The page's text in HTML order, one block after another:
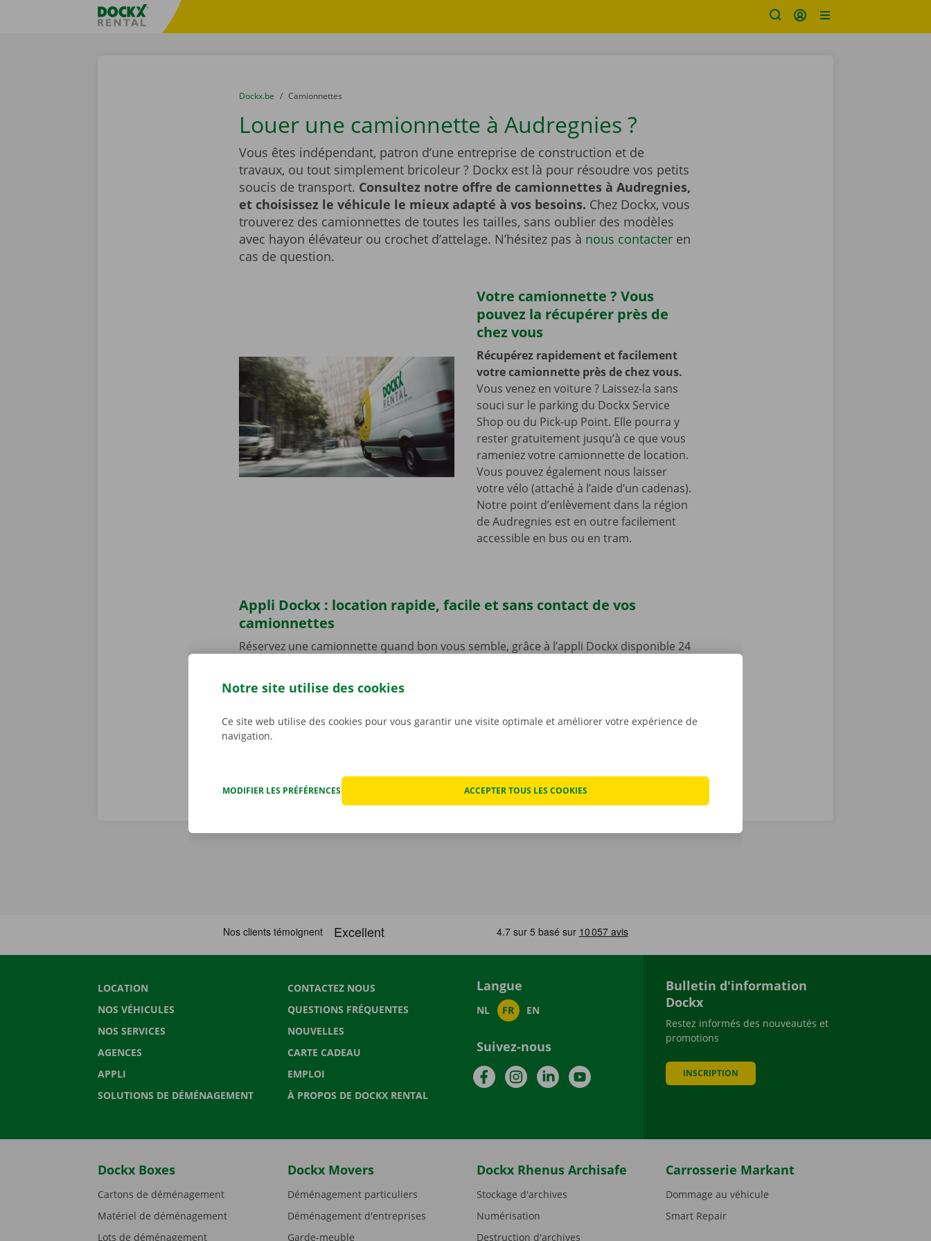
sitename
You are here:
du
Dockx.be to
Camionnettes
Louer une camionnette à Audregnies ?
Vous êtes indépendant, patron d’une entreprise de construction et de
travaux, ou tout simplement bricoleur ? Dockx est là pour résoudre vos petits
soucis de transport. Consultez notre offre de camionnettes à Audregnies,
et choisissez le véhicule le mieux adapté à vos besoins. Chez Dockx, vous
trouverez des camionnettes de toutes les tailles, sans oublier des modèles
avec hayon élévateur ou crochet d’attelage. N’hésitez pas à nous contacter​​​​​​​ en
cas de question.
Votre camionnette ? Vous
pouvez la récupérer près de
chez vous
Récupérez rapidement et facilement
votre camionnette près de chez vous.
Vous venez en voiture ? Laissez-la sans
souci sur le parking du Dockx Service
Shop ou du Pick-up Point. Elle pourra y
rester gratuitement jusqu’à ce que vous
rameniez votre camionnette de location.
Vous pouvez également nous laisser
votre vélo (attaché à l’aide d’un cadenas).
Notre point d’enlèvement dans la région
de Audregnies est en outre facilement
accessible en bus ou en tram.
Appli Dockx : location rapide, facile et sans contact de vos
camionnettes
Réservez une camionnette quand bon vous semble, grâce à l’appli Dockx disponible 24
en toute facilité à l’aide d’une clé numérique. Sélectionnez un point d’enlèvement,
parcourez notre offre de véhicules, choisissez une camionnette, payez, et le tour est
LOCATION
NOS VÉHICULES
NOS SERVICES
AGENCES
APPLI
SOLUTIONS DE DÉMÉNAGEMENT
CONTACTEZ NOUS
QUESTIONS FRÉQUENTES
NOUVELLES
CARTE CADEAU
EMPLOI
À PROPOS DE DOCKX RENTAL
Langue
NL FR EN
Suivez-nous
FacebookInstagramLinkedInYouTube
Bulletin d'information
Dockx
Restez informés des nouveautés et
promotions
INSCRIPTION
Dockx Boxes
Cartons de déménagement
Matériel de déménagement
Lots de déménagement
Dockx Movers
Déménagement particuliers
Déménagement d'entreprises
Garde-meuble
Dockx Rhenus Archisafe
Stockage d'archives
Numérisation
Destruction d'archives
Carrosserie Markant
Dommage au véhicule
Smart Repair
Notre site utilise des cookies
Ce site web utilise des cookies pour vous garantir une visite optimale et améliorer votre expérience de
navigation.
MODIFIER LES PRÉFÉRENCES ACCEPTER TOUS LES COOKIES